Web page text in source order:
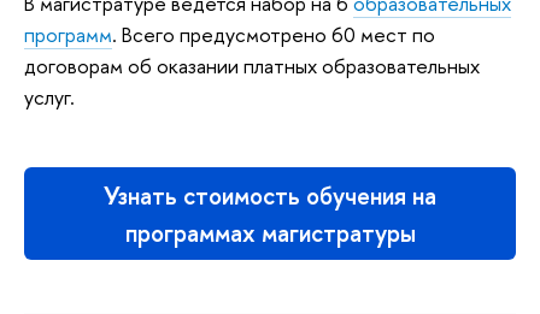
программ. Всего предусмотрено 60 мест по
договорам об оказании платных образовательных
услуг.
Узнать стоимость обучения на
программах магистратуры